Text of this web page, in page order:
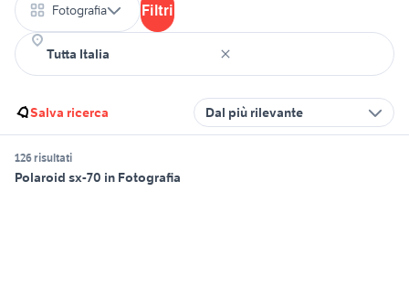
Fotografia Filtri
Salva ricerca Dal più rilevante
126 risultati
Polaroid sx-70 in Fotografia